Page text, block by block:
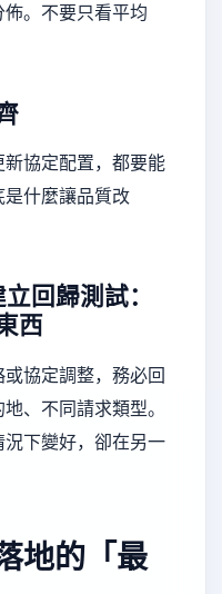
。不要只看平均
協定配置，都要能
什麼讓品質改
回歸測試：
西
協定調整，務必回
、不同請求類型。
下變好，卻在另一
地的「最